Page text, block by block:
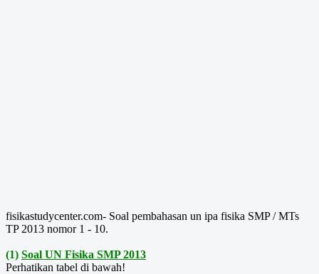
fisikastudycenter.com- Soal pembahasan un ipa fisika SMP / MTs
TP 2013 nomor 1 - 10.
(1) Soal UN Fisika SMP 2013
Perhatikan tabel di bawah!